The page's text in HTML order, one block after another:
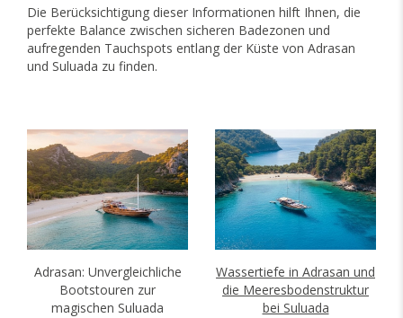
Die Berücksichtigung dieser Informationen hilft Ihnen, die
perfekte Balance zwischen sicheren Badezonen und
aufregenden Tauchspots entlang der Küste von Adrasan
und Suluada zu finden.
Adrasan: Unvergleichliche
Bootstouren zur
magischen Suluada
Wassertiefe in Adrasan und
die Meeresbodenstruktur
bei Suluada